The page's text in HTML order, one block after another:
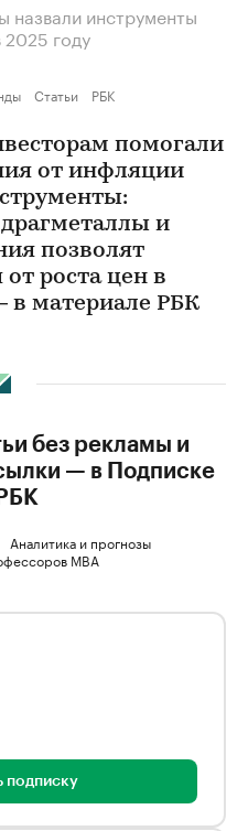
инструменты
году
Статьи РБК
помогали
от инфляции
и
позволят
роста цен в
в материале РБК
без рекламы и
— в Подписке
Аналитика и прогнозы
MBA